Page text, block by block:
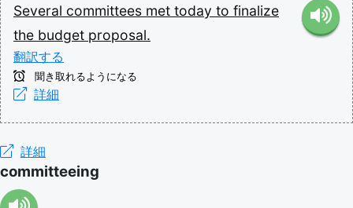
Several committees met today to finalize
the budget proposal.
翻訳する
聞き取れるようになる
詳細
詳細
committeeing